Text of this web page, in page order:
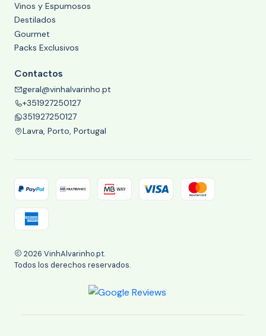
Vinos y Espumosos
Destilados
Gourmet
Packs Exclusivos
Contactos
geral@vinhalvarinho.pt
+351927250127
351927250127
Lavra, Porto, Portugal
2026 VinhAlvarinho.pt.
Todos los derechos reservados.